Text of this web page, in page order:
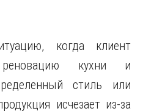
когда клиент
кухни и
стиль или
исчезает из-за